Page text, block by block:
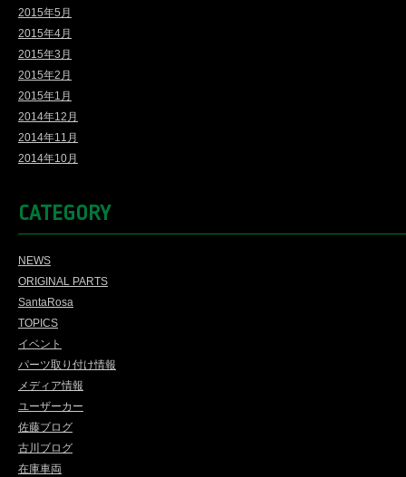
2015年5月
2015年4月
2015年3月
2015年2月
2015年1月
2014年12月
2014年11月
2014年10月
CATEGORY
NEWS
ORIGINAL PARTS
SantaRosa
TOPICS
イベント
パーツ取り付け情報
メディア情報
ユーザーカー
佐藤ブログ
古川ブログ
在庫車両